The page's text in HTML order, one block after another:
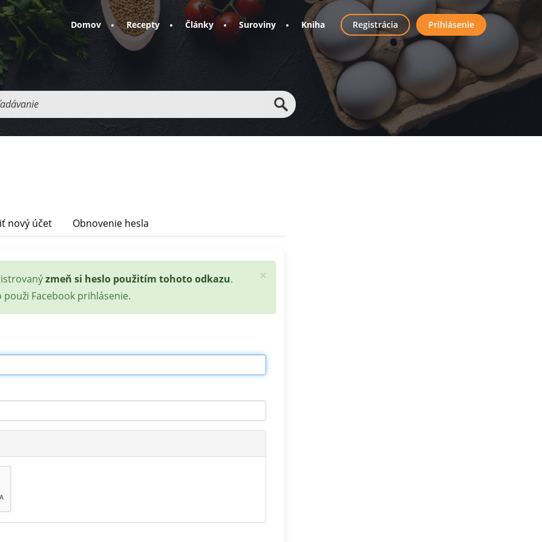
Domov Recepty Články Suroviny Kniha
User
account
menu
Registrácia Prihlásenie
nový účet Obnovenie hesla
×
zmeň si heslo použitím tohoto odkazu.
Facebook prihlásenie.